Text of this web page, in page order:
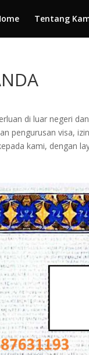
Tentang
di luar negeri
pengurusan visa,
kami, dengan